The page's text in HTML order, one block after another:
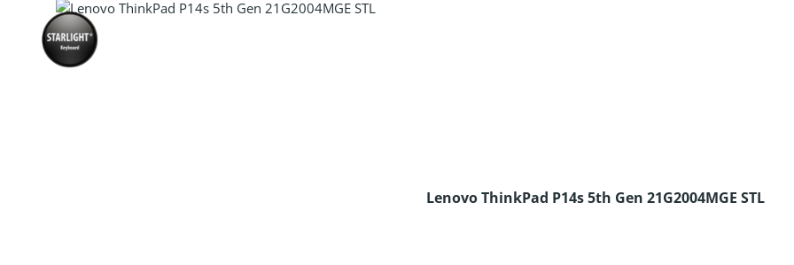
Lenovo ThinkPad P14s 5th Gen 21G2004MGE STL